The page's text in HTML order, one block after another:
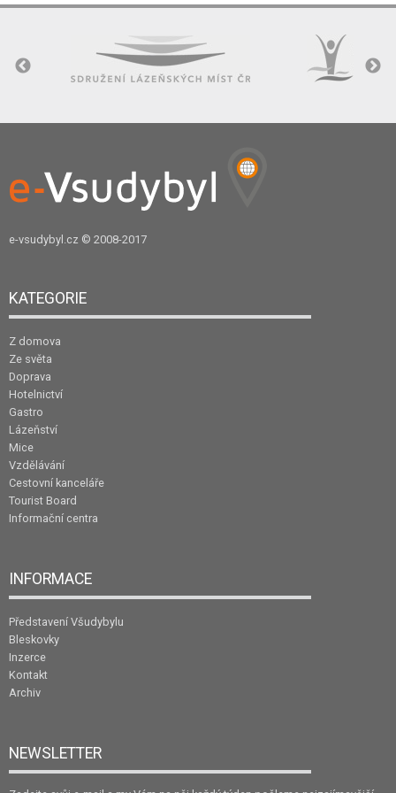
e-vsudybyl.cz © 2008-2017
KATEGORIE
Z domova
Ze světa
Doprava
Hotelnictví
Gastro
Lázeňství
Mice
Vzdělávání
Cestovní kanceláře
Tourist Board
Informační centra
INFORMACE
Představení Všudybylu
Bleskovky
Inzerce
Kontakt
Archiv
NEWSLETTER